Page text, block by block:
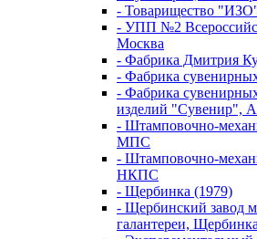
- Товарищество
- УПП №2
Москва
- Фабрика Дмитрия
- Фабрика
- Фабрика
изделий "Сувенир",
- Штамповочно-
МПС
- Штамповочно-
НКПС
- Щербинка (1979)
- Щербинский завод
галантереи, Щербинка